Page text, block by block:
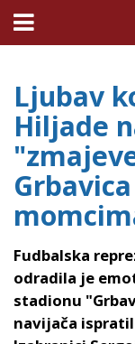
Ljubav
Hiljade
Fudbalska
odradila je
stadionu
navijača